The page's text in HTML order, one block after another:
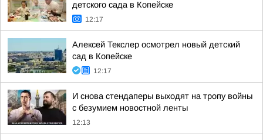
детского сада в Копейске
12:17
Алексей Текслер осмотрел новый детский
сад в Копейске
12:17
И снова стендаперы выходят на тропу войны
с безумием новостной ленты
12:13